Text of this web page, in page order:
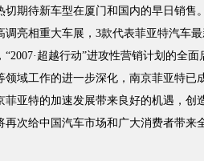
切期待新车型在厦门和国内的早日销售
调亮相重大车展，3款代表菲亚特汽车
“2007·超越行动”进攻性营销计划的全
领域工作的进一步深化，南京菲亚特已
菲亚特的加速发展带来良好的机遇，创
再次给中国汽车市场和广大消费者带来